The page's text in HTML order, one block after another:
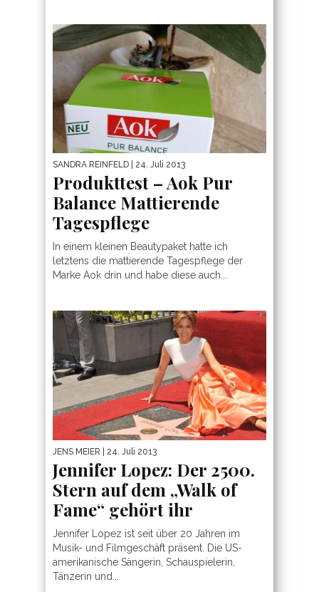
SANDRA REINFELD | 24. Juli 2013
Produkttest – Aok Pur
Balance Mattierende
Tagespflege
In einem kleinen Beautypaket hatte ich
letztens die mattierende Tagespflege der
Marke Aok drin und habe diese auch...
JENS MEIER | 24. Juli 2013
Jennifer Lopez: Der 2500.
Stern auf dem „Walk of
Fame“ gehört ihr
Jennifer Lopez ist seit über 20 Jahren im
Musik- und Filmgeschäft präsent. Die US-
amerikanische Sängerin, Schauspielerin,
Tänzerin und...